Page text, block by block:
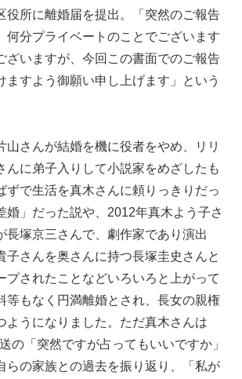
役所に離婚届を提出。「突然のご報告
何分プライベートのことでございます
ざいますが、今回この書面でのご報告
ますよう御願い申し上げます」という
山さんが結婚を機に役者をやめ、リリ
んに弟子入りして小説家をめざしたも
ずで生活を真木さんに頼りっきりだっ
婚」だった説や、2012年真木よう子さ
長塚京三さんで、劇作家であり演出
子さんを奥さんに持つ長塚圭史さんと
プされたことなどいろいろと上がって
等もなく円満離婚とされ、長女の親権
ようになりました。ただ真木さんは
の「突然ですが占ってもいいですか」
らの家族との過去を振り返り、「私が